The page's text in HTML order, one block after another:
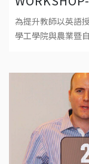
TEACHING:
AND
可能性
為提升教師以英語
學工學院與農業暨